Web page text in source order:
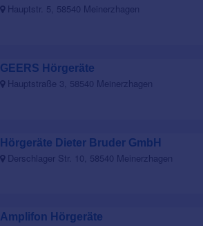
Hauptstr. 5, 58540 Meinerzhagen
GEERS Hörgeräte
Hauptstraße 3, 58540 Meinerzhagen
Hörgeräte Dieter Bruder GmbH
Derschlager Str. 10, 58540 Meinerzhagen
Amplifon Hörgeräte